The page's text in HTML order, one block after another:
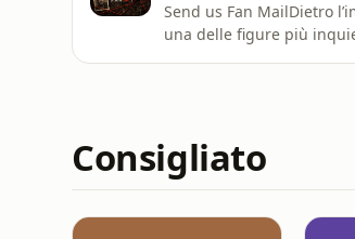
Send us Fan MailDietro
una delle figure più
Consigliato